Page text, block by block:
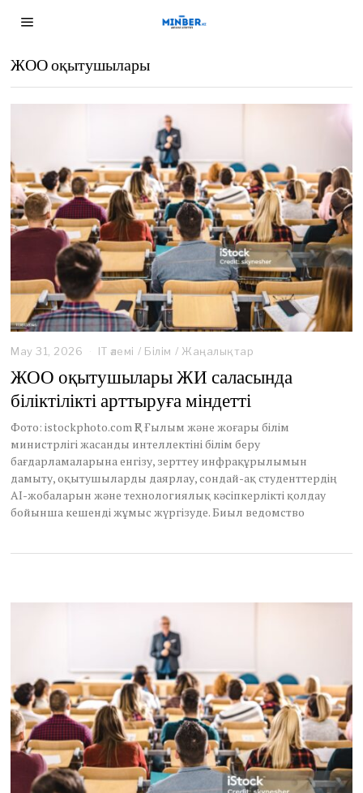
ЖОО оқытушылары
May 31, 2026
y
3
1
,
2
6
IT әлемі / Білім / Жаңалықтар
ЖОО оқытушылары ЖИ саласында
біліктілікті арттыруға міндетті
Фото: istockphoto.com ҚР Ғылым және жоғары білім
министрлігі жасанды интеллектіні білім беру
бағдарламаларына енгізу, зерттеу инфрақұрылымын
дамыту, оқытушыларды даярлау, сондай-ақ студенттердің
AI-жобаларын және технологиялық кәсіпкерлікті қолдау
бойынша кешенді жұмыс жүргізуде. Биыл ведомство